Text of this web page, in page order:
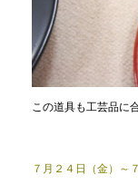
この道具も工芸品に
７月２４日（金）～